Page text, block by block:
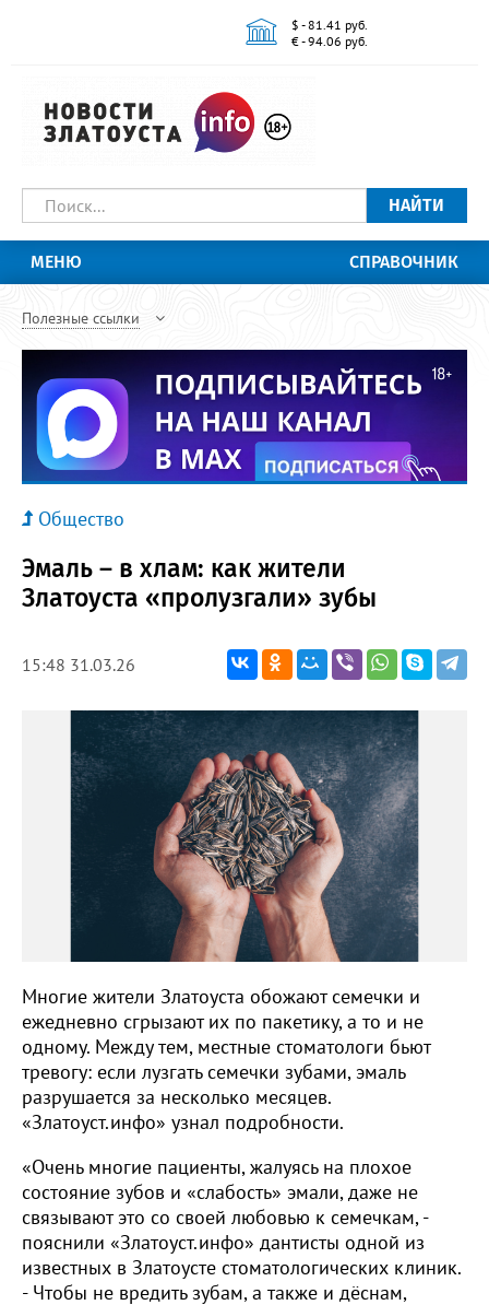
$ - 81.41 руб.
€ - 94.06 руб.
НАЙТИ
МЕНЮ СПРАВОЧНИК
Полезные ссылки
Общество
Эмаль – в хлам: как жители
Златоуста «пролузгали» зубы
15:48 31.03.26
Многие жители Златоуста обожают семечки и
ежедневно сгрызают их по пакетику, а то и не
одному. Между тем, местные стоматологи бьют
тревогу: если лузгать семечки зубами, эмаль
разрушается за несколько месяцев.
«Златоуст.инфо» узнал подробности.
«Очень многие пациенты, жалуясь на плохое
состояние зубов и «слабость» эмали, даже не
связывают это со своей любовью к семечкам, -
пояснили «Златоуст.инфо» дантисты одной из
известных в Златоусте стоматологических клиник.
- Чтобы не вредить зубам, а также и дёснам,